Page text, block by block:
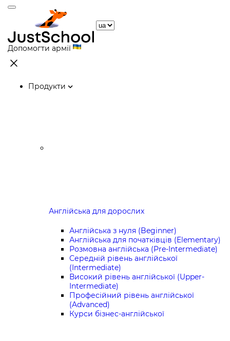
Допомогти армії
Продукти
Англійська для дорослих
Англійська з нуля (Beginner)
Англійська для початківців (Elementary)
Розмовна англійська (Pre-Intermediate)
Середній рівень англійської
(Intermediate)
Високий рівень англійської (Upper-
Intermediate)
Професійний рівень англійської
(Advanced)
Курси бізнес-англійської